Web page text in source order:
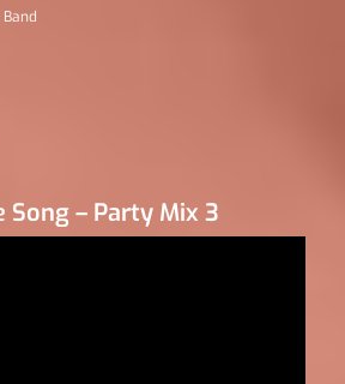
Song – Party Mix 3